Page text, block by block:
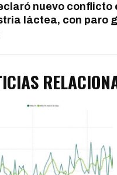
nuevo conflicto
láctea, con paro